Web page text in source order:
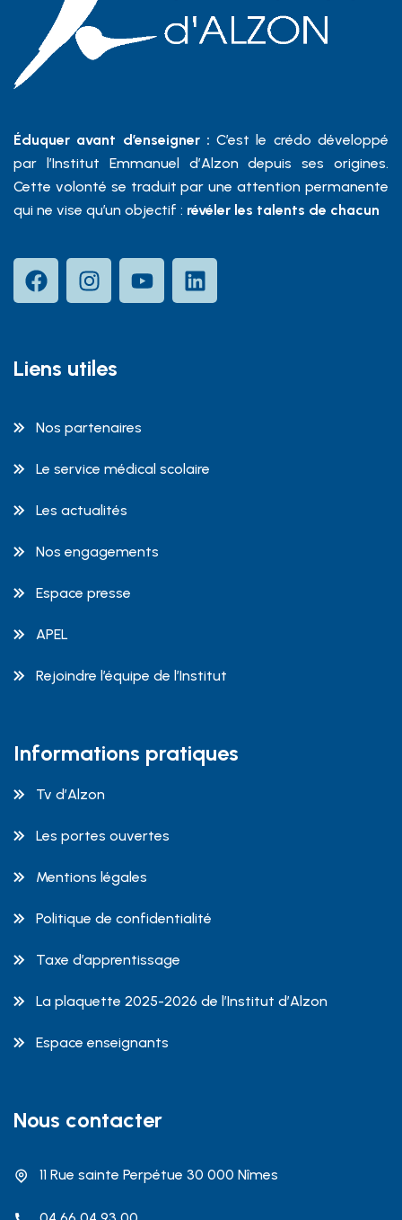
Éduquer avant d’enseigner : C’est le crédo développé
par l’Institut Emmanuel d’Alzon depuis ses origines.
Cette volonté se traduit par une attention permanente
qui ne vise qu’un objectif : révéler les talents de chacun
Liens utiles
Nos partenaires
Le service médical scolaire
Les actualités
Nos engagements
Espace presse
APEL
Rejoindre l’équipe de l’Institut
Informations pratiques
Tv d’Alzon
Les portes ouvertes
Mentions légales
Politique de confidentialité
Taxe d’apprentissage
La plaquette 2025-2026 de l’Institut d’Alzon
Espace enseignants
Nous contacter
11 Rue sainte Perpétue 30 000 Nîmes